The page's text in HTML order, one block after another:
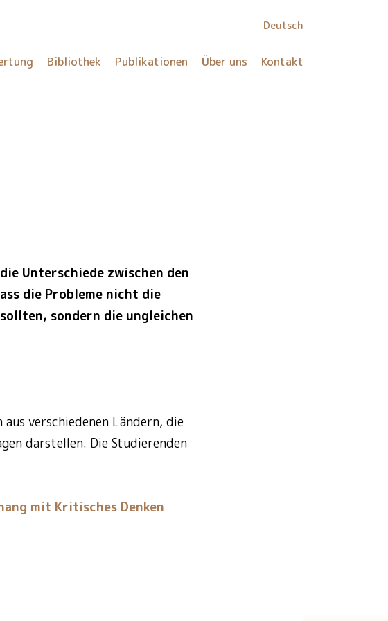
Deutsch
Bibliothek Publikationen Über uns Kontakt
Unterschiede zwischen den
die Probleme nicht die
sondern die ungleichen
verschiedenen Ländern, die
darstellen. Die Studierenden
mit Kritisches Denken